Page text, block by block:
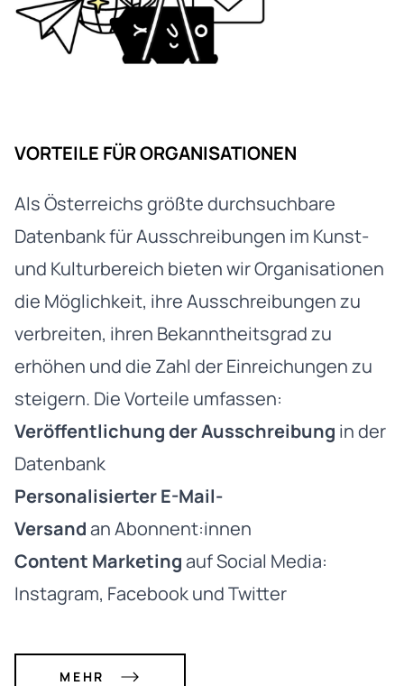
VORTEILE FÜR ORGANISATIONEN
Als Österreichs größte durchsuchbare
Datenbank für Ausschreibungen im Kunst-
und Kulturbereich bieten wir Organisationen
die Möglichkeit, ihre Ausschreibungen zu
verbreiten, ihren Bekanntheitsgrad zu
erhöhen und die Zahl der Einreichungen zu
steigern. Die Vorteile umfassen:
Veröffentlichung der Ausschreibung in der
Datenbank
Personalisierter E-Mail-
Versandan Abonnent:innen
Content Marketingauf Social Media:
Instagram, Facebook und Twitter
MEHR